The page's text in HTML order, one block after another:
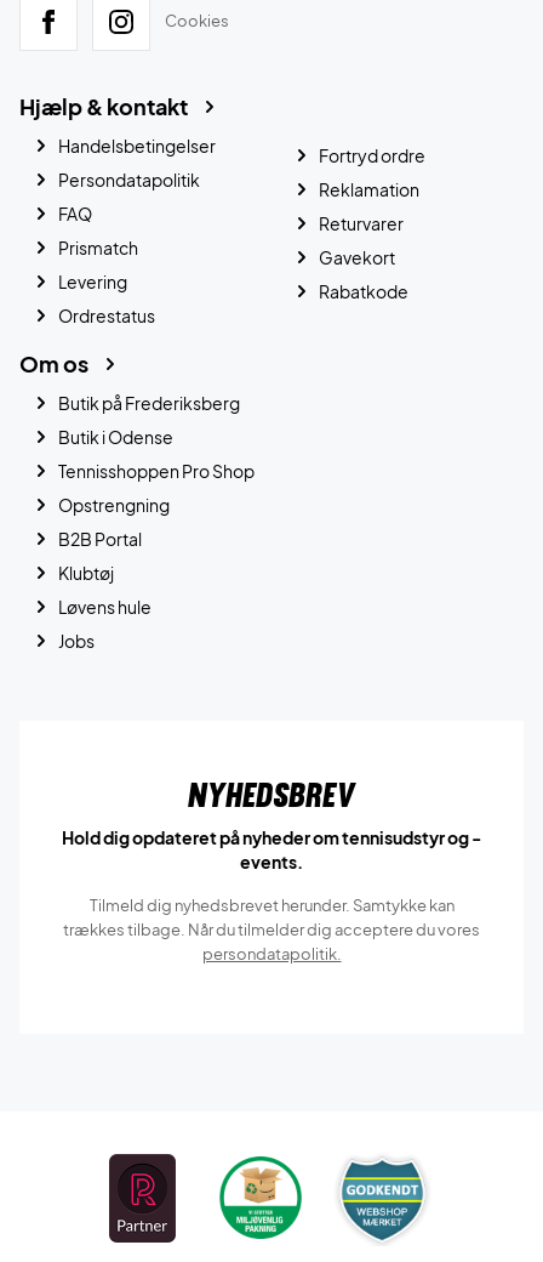
Cookies
Hjælp & kontakt
Handelsbetingelser
Persondatapolitik
FAQ
Prismatch
Levering
Ordrestatus
Fortryd ordre
Reklamation
Returvarer
Gavekort
Rabatkode
Om os
Butik på Frederiksberg
Butik i Odense
Tennisshoppen Pro Shop
Opstrengning
B2B Portal
Klubtøj
Løvens hule
Jobs
Nyhedsbrev
Hold dig opdateret på nyheder om tennisudstyr og -
events.
Tilmeld dig nyhedsbrevet herunder. Samtykke kan
trækkes tilbage. Når du tilmelder dig acceptere du vores
persondatapolitik.